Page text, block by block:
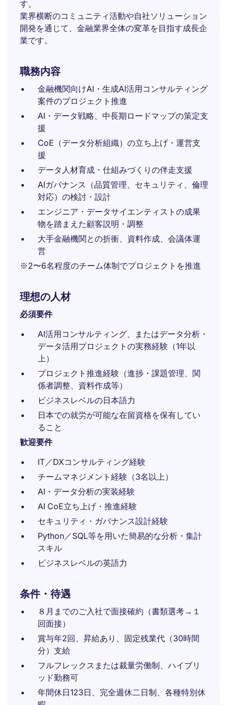
す。
業界横断のコミュニティ活動や自社ソリューション
開発を通じて、金融業界全体の変革を目指す成長企
業です。
職務内容
金融機関向けAI・生成AI活用コンサルティング
案件のプロジェクト推進
AI・データ戦略、中長期ロードマップの策定支
援
CoE（データ分析組織）の立ち上げ・運営支
援
データ人材育成・仕組みづくりの伴走支援
AIガバナンス（品質管理、セキュリティ、倫理
対応）の検討・設計
エンジニア・データサイエンティストの成果
物を踏まえた顧客説明・調整
大手金融機関との折衝、資料作成、会議体運
営
※2〜6名程度のチーム体制でプロジェクトを推進
理想の人材
必須要件
AI活用コンサルティング、またはデータ分析・
データ活用プロジェクトの実務経験（1年以
上）
プロジェクト推進経験（進捗・課題管理、関
係者調整、資料作成等）
ビジネスレベルの日本語力
日本での就労が可能な在留資格を保有してい
ること
歓迎要件
IT／DXコンサルティング経験
チームマネジメント経験（3名以上）
AI・データ分析の実装経験
AI CoE立ち上げ・推進経験
セキュリティ・ガバナンス設計経験
Python／SQL等を用いた簡易的な分析・集計
スキル
ビジネスレベルの英語力
条件・待遇
８月までのご入社で面接確約（書類選考→１
回面接）
賞与年2回、昇給あり、固定残業代（30時間
分）支給
フルフレックスまたは裁量労働制、ハイブリ
ッド勤務可
年間休日123日、完全週休二日制、各種特別休